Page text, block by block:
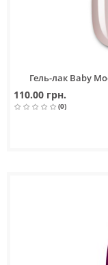
Гель-лак Baby
110.00 грн.
(0)